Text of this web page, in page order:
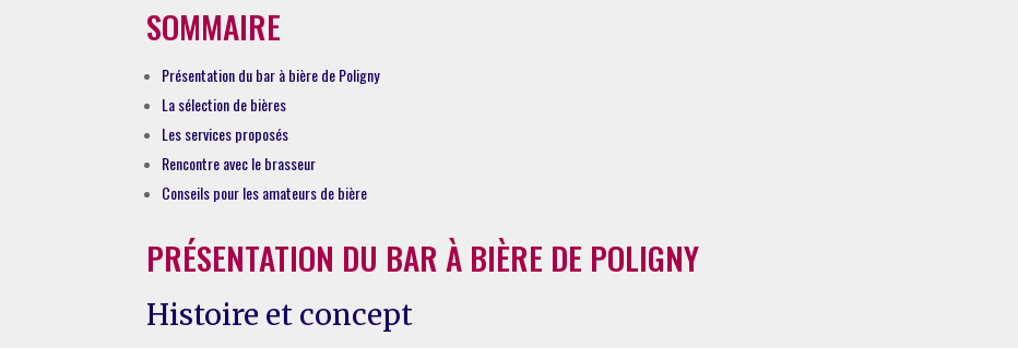
SOMMAIRE
Présentation du bar à bière de Poligny
La sélection de bières
Les services proposés
Rencontre avec le brasseur
Conseils pour les amateurs de bière
PRÉSENTATION DU BAR À BIÈRE DE POLIGNY
Histoire et concept